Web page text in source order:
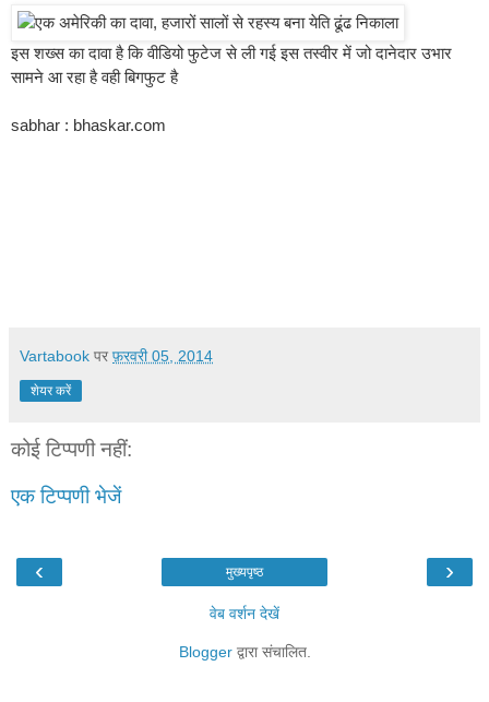
इस शख्स का दावा है कि वीडियो फुटेज से ली गई इस तस्वीर में जो दानेदार उभार
सामने आ रहा है वही बिगफुट है
sabhar : bhaskar.com
Vartabook पर फ़रवरी 05, 2014
शेयर करें
कोई टिप्पणी नहीं:
एक टिप्पणी भेजें
‹ ›
मुख्यपृष्ठ
वेब वर्शन देखें
Bloggerद्वारा संचालित.